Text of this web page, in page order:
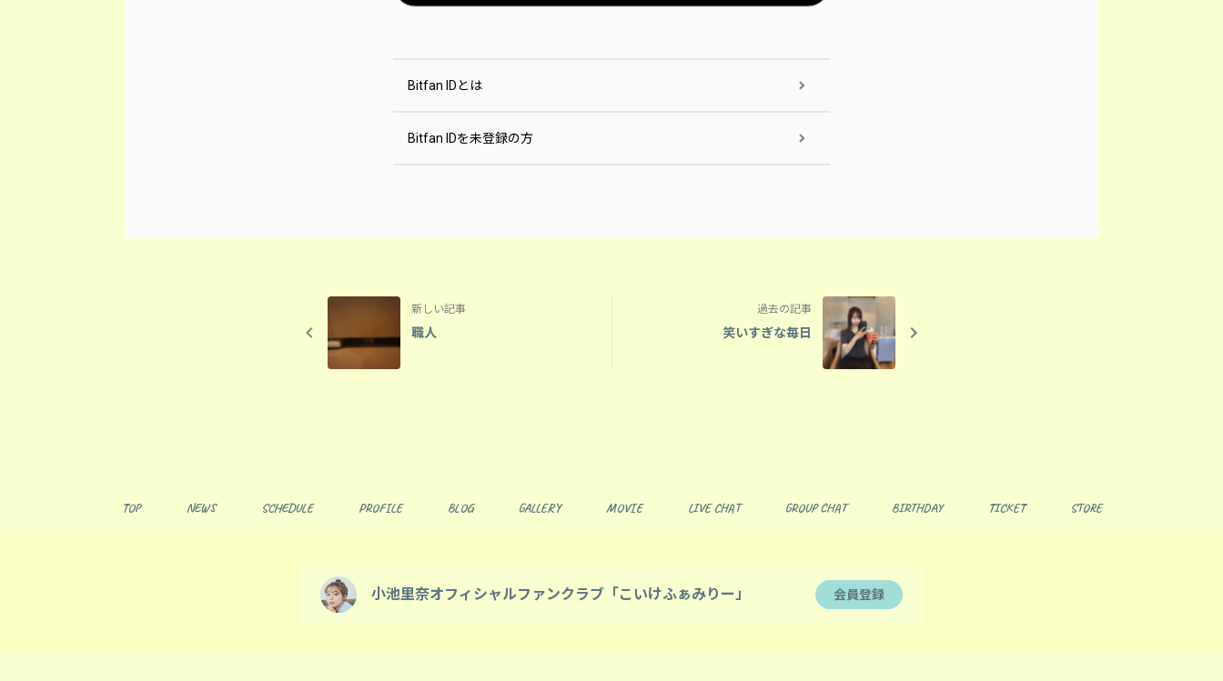
Bitfan IDとは
Bitfan IDを未登録の方
新しい記事
職人
過去の記事
笑いすぎな毎日
TOP NEWS SCHEDULE PROFILE BLOG GALLERY MOVIE LIVE CHAT GROUP CHAT BIRTHDAY TICKET STORE
小池里奈オフィシャルファンクラブ「こいけふぁみりー」 会員登録